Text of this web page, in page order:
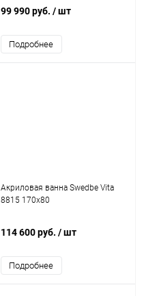
99 990 руб. / шт
Подробнее
Акриловая ванна Swedbe Vita
8815 170x80
114 600 руб. / шт
Подробнее